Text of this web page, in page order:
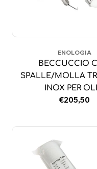
ENOLOGIA
BECCUCCIO
SPALLE/MOLLA
INOX PER
Prezzo
€205,50